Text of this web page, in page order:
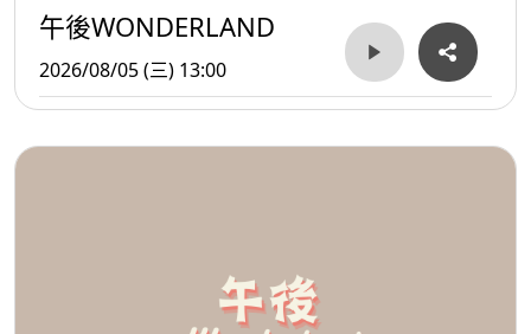
午後WONDERLAND
2026/08/05 (三) 13:00